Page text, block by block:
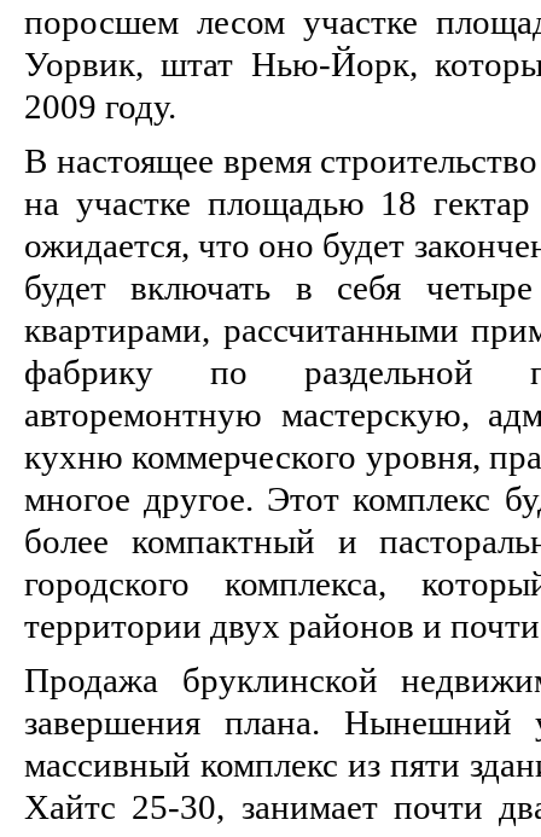
поросшем лесом участке
Уорвик, штат Нью-Йорк,
2009 году.
В настоящее время
на участке площадью 18
ожидается, что оно будет
будет включать в себя
квартирами, рассчитанными
фабрику по раздельной
авторемонтную мастерскую,
кухню коммерческого уровня,
многое другое. Этот комплекс
более компактный и
городского комплекса,
территории двух районов и
Продажа бруклинской
завершения плана. Нынешний
массивный комплекс из пяти
Хайтс 25-30, занимает почти